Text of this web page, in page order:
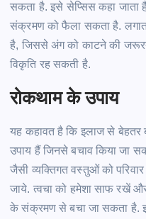
सकता है. इसे सेप्सिसकहा जाता
संक्रमण को फैला सकताहै.
है, जिससे अंग को काटने की
विकृति रह सकती है.
रोकथाम के उपाय
यह कहावत है कि इलाज से बेहतर
उपाय हैं जिनसे बचाव किया जा
जैसी व्यक्तिगत वस्तुओं को
जाये. त्वचा को हमेशा साफ रखें
के संक्रमण से बचा जा सकता है.